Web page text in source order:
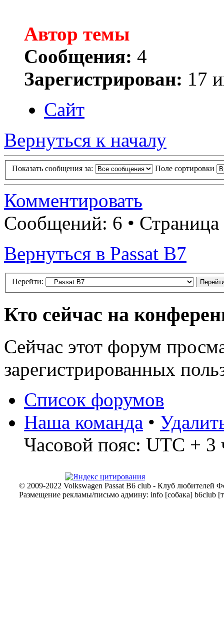
Автор темы
Сообщения: 4
Зарегистрирован: 17
Сайт
Вернуться к началу
Показать сообщения за: Поле сортировки
Комментировать
Сообщений: 6 • Страница
Вернуться в Passat B7
Перейти:
Кто сейчас на
Сейчас этот форум
зарегистрированных
Список форумов
Наша команда •
Часовой пояс: UTC + 3
© 2009-2022 Volkswagen Passat B6 club - Клуб любителей
Размещение рекламы/письмо админу: info [собака] b6club